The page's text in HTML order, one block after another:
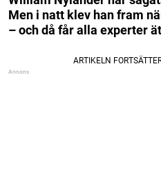
Men i natt klev han fram
– och då får alla experter